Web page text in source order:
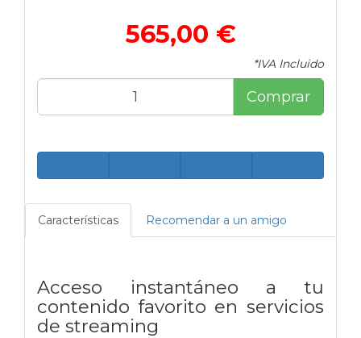
565,00 €
*IVA Incluido
Comprar
Características Recomendar a un amigo
Acceso instantáneo a tu
contenido favorito en servicios
de streaming